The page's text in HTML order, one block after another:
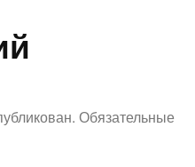
Обязательные